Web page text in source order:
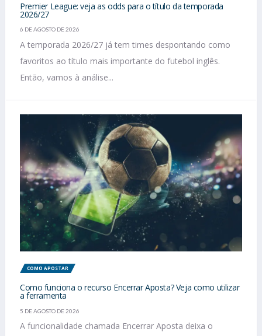
Premier League: veja as odds para o título da temporada
2026/27
6 DE AGOSTO DE 2026
A temporada 2026/27 já tem times despontando como
favoritos ao título mais importante do futebol inglês.
Então, vamos à análise...
COMO APOSTAR
Como funciona o recurso Encerrar Aposta? Veja como utilizar
a ferramenta
5 DE AGOSTO DE 2026
A funcionalidade chamada Encerrar Aposta deixa o